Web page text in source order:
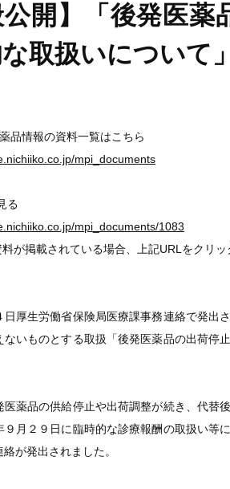
公開】「後発医
取扱いについて
品情報の資料一覧はこちら
mpi_documents
る
mpi_documents/1083
が掲載されている場合、上記URLをクリッ
日厚生労働省保険局医療課事務連絡で発出
ないものとする取扱「後発医薬品の出荷
医薬品の供給停止や出荷調整が続き、代替
９月２９日に臨時的な診療報酬の取扱い等
が発出されました。